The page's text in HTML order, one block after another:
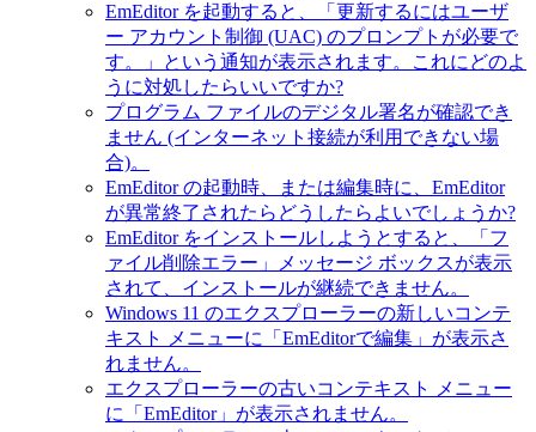
EmEditor を起動すると、「更新するにはユーザ
ー アカウント制御 (UAC) のプロンプトが必要で
す。」という通知が表示されます。これにどのよ
うに対処したらいいですか?
プログラム ファイルのデジタル署名が確認でき
ません (インターネット接続が利用できない場
合)。
EmEditor の起動時、または編集時に、EmEditor
が異常終了されたらどうしたらよいでしょうか?
EmEditor をインストールしようとすると、「フ
ァイル削除エラー」メッセージ ボックスが表示
されて、インストールが継続できません。
Windows 11 のエクスプローラーの新しいコンテ
キスト メニューに「EmEditorで編集」が表示さ
れません。
エクスプローラーの古いコンテキスト メニュー
に「EmEditor」が表示されません。